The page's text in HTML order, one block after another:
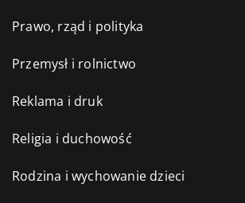
Prawo, rząd i polityka
Przemysł i rolnictwo
Reklama i druk
Religia i duchowość
Rodzina i wychowanie dzieci